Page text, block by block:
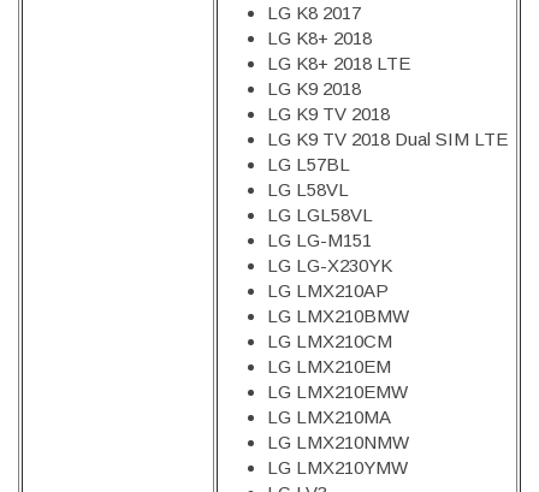
LG K8 2017
LG K8+ 2018
LG K8+ 2018 LTE
LG K9 2018
LG K9 TV 2018
LG K9 TV 2018 Dual SIM LTE
LG L57BL
LG L58VL
LG LGL58VL
LG LG-M151
LG LG-X230YK
LG LMX210AP
LG LMX210BMW
LG LMX210CM
LG LMX210EM
LG LMX210EMW
LG LMX210MA
LG LMX210NMW
LG LMX210YMW